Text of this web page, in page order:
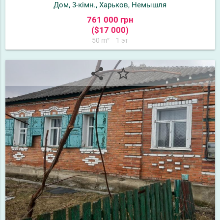
Дом, 3-кімн., Харьков, Немышля
761 000 грн
($17 000)
50 m² 1 эт
share star_border